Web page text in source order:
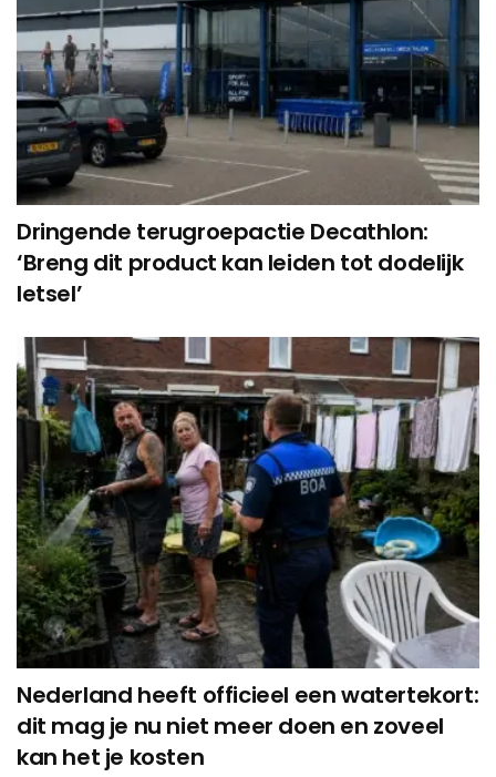
Dringende terugroepactie Decathlon:
‘Breng dit product kan leiden tot dodelijk
letsel’
Nederland heeft officieel een watertekort:
dit mag je nu niet meer doen en zoveel
kan het je kosten